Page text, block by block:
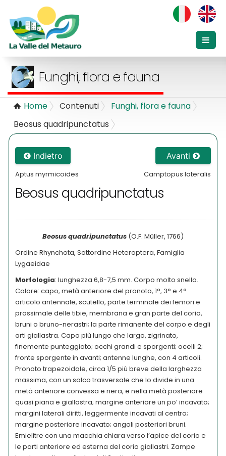
Funghi, flora e fauna
Home Contenuti
Funghi, flora e fauna
Beosus quadripunctatus
Indietro
Aptus myrmicoides
Avanti
Camptopus lateralis
Beosus quadripunctatus
Beosus quadripunctatus (O.F. Müller, 1766)
Ordine Rhynchota, Sottordine Heteroptera, Famiglia
Lygaeidae
Morfologia: lunghezza 6,8-7,5 mm. Corpo molto snello.
Colore: capo, metà anteriore del pronoto, 1°, 3° e 4°
articolo antennale, scutello, parte terminale dei femori e
prossimale delle tibie, membrana e gran parte del corio,
bruni o bruno-nerastri; la parte rimanente del corpo e degli
arti giallastra. Capo più lungo che largo, zigrinato,
finemente punteggiato; occhi grandi e sporgenti; ocelli 2;
fronte sporgente in avanti; antenne lunghe, con 4 articoli.
Pronoto trapezoidale, circa 1/5 più breve della larghezza
massima, con un solco trasversale che lo divide in una
metà anteriore convessa e nera, e nella metà posteriore
quasi piana e giallastra; margine anteriore un po’ incavato;
margini laterali diritti, leggermente incavati al centro;
margine posteriore incavato; angoli posteriori bruni.
Emielitre con una macchia chiara verso l’apice del corio e
le parti anteriore ed esterna del corio giallastri. Zampe